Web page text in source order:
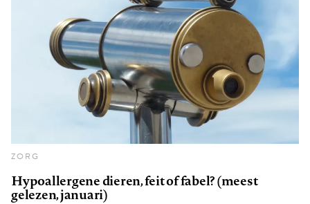
ZORG
Hypoallergene dieren, feit of fabel? (meest
gelezen, januari)